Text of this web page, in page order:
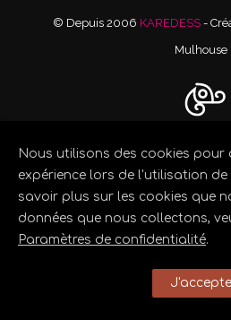
© Depuis 2006 KAREDESS-
Mulhouse
Nous utilisons des cookies pour
expérience lors de l'utilisation de
savoir plus sur les cookies que
données que nous collectons,
Paramètres de confidentialité.
J'accepte